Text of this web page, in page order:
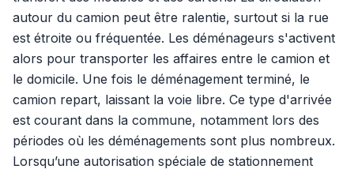
autour du camion peut être ralentie, surtout si la rue
est étroite ou fréquentée. Les déménageurs s'activent
alors pour transporter les affaires entre le camion et
le domicile. Une fois le déménagement terminé, le
camion repart, laissant la voie libre. Ce type d'arrivée
est courant dans la commune, notamment lors des
périodes où les déménagements sont plus nombreux.
Lorsqu’une autorisation spéciale de stationnement